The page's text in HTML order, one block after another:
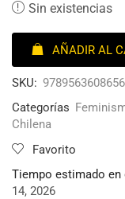
Sin existencias
AÑADIR AL
SKU: 9789563608656
Categorías
Chilena
Favorito
Tiempo estimado en
14, 2026